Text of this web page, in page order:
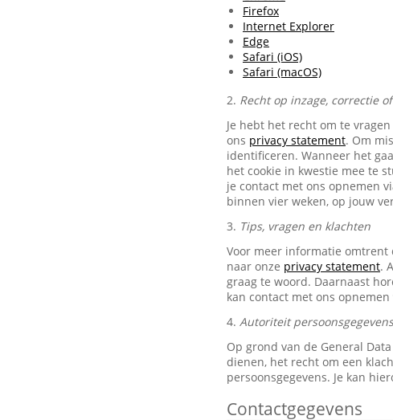
Firefox
Internet Explorer
Edge
Safari (iOS)
Safari (macOS)
2. Recht op inzage, correctie
Je hebt het recht om te
ons privacy statement. Om
identificeren. Wanneer het
het cookie in kwestie mee te
je contact met ons opnemen
binnen vier weken, op jouw
3. Tips, vragen en klachten
Voor meer informatie omtrent
naar onze privacy statement.
graag te woord. Daarnaast
kan contact met ons opnemen
4. Autoriteit persoonsgegevens
Op grond van de General
dienen, het recht om een
persoonsgegevens. Je kan
Contactgegevens